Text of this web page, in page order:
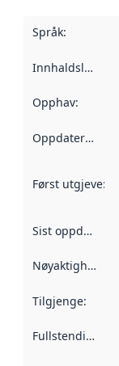
Språk:
Innhaldsleverandørar
Opphav:
Oppdateringsfrekvens
Først utgjeve:
Sist oppdatert
Nøyaktigheit
Tilgjenge:
Fullstendigheit